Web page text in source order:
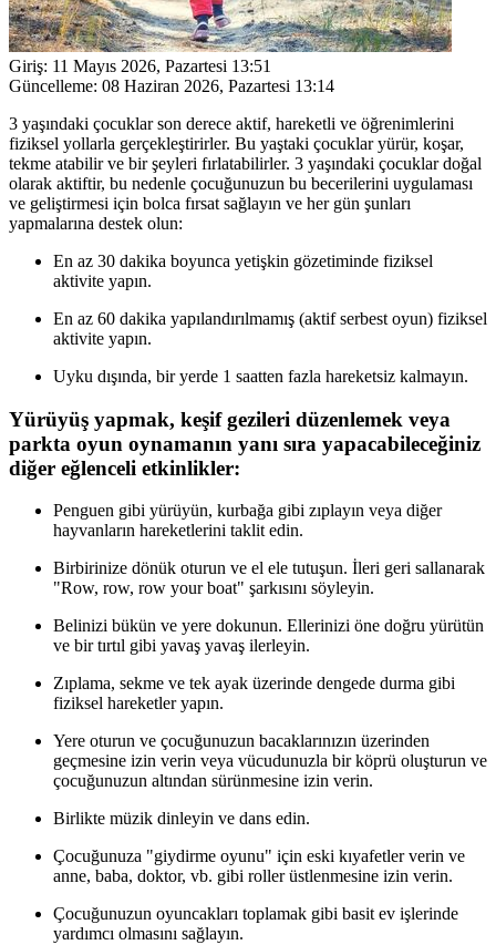
Giriş: 11 Mayıs 2026, Pazartesi 13:51
Güncelleme: 08 Haziran 2026, Pazartesi 13:14
3 yaşındaki çocuklar son derece aktif, hareketli ve öğrenimlerini
fiziksel yollarla gerçekleştirirler. Bu yaştaki çocuklar yürür, koşar,
tekme atabilir ve bir şeyleri fırlatabilirler. 3 yaşındaki çocuklar doğal
olarak aktiftir, bu nedenle çocuğunuzun bu becerilerini uygulaması
ve geliştirmesi için bolca fırsat sağlayın ve her gün şunları
yapmalarına destek olun:
En az 30 dakika boyunca yetişkin gözetiminde fiziksel
aktivite yapın.
En az 60 dakika yapılandırılmamış (aktif serbest oyun) fiziksel
aktivite yapın.
Uyku dışında, bir yerde 1 saatten fazla hareketsiz kalmayın.
Yürüyüş yapmak, keşif gezileri düzenlemek veya
parkta oyun oynamanın yanı sıra yapacabileceğiniz
diğer eğlenceli etkinlikler:
Penguen gibi yürüyün, kurbağa gibi zıplayın veya diğer
hayvanların hareketlerini taklit edin.
Birbirinize dönük oturun ve el ele tutuşun. İleri geri sallanarak
"Row, row, row your boat" şarkısını söyleyin.
Belinizi bükün ve yere dokunun. Ellerinizi öne doğru yürütün
ve bir tırtıl gibi yavaş yavaş ilerleyin.
Zıplama, sekme ve tek ayak üzerinde dengede durma gibi
fiziksel hareketler yapın.
Yere oturun ve çocuğunuzun bacaklarınızın üzerinden
geçmesine izin verin veya vücudunuzla bir köprü oluşturun ve
çocuğunuzun altından sürünmesine izin verin.
Birlikte müzik dinleyin ve dans edin.
Çocuğunuza "giydirme oyunu" için eski kıyafetler verin ve
anne, baba, doktor, vb. gibi roller üstlenmesine izin verin.
Çocuğunuzun oyuncakları toplamak gibi basit ev işlerinde
yardımcı olmasını sağlayın.